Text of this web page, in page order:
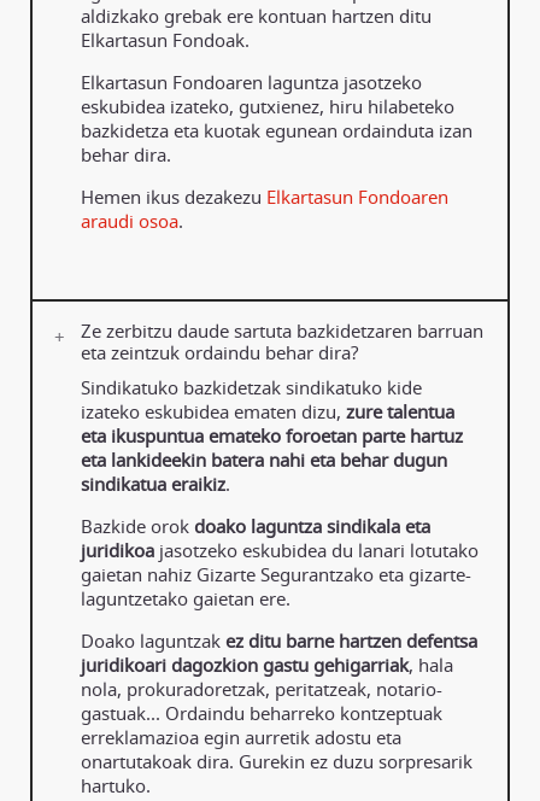
aldizkako grebak ere kontuan hartzen ditu
Elkartasun Fondoak.
Elkartasun Fondoaren laguntza jasotzeko
eskubidea izateko, gutxienez, hiru hilabeteko
bazkidetza eta kuotak egunean ordainduta izan
behar dira.
Hemen ikus dezakezu Elkartasun Fondoaren
araudi osoa.
Ze zerbitzu daude sartuta bazkidetzaren barruan
eta zeintzuk ordaindu behar dira?
Sindikatuko bazkidetzak sindikatuko kide
izateko eskubidea ematen dizu, zure talentua
eta ikuspuntua emateko foroetan parte hartuz
eta lankideekin batera nahi eta behar dugun
sindikatua eraikiz.
Bazkide orok doako laguntza sindikala eta
juridikoa jasotzeko eskubidea du lanari lotutako
gaietan nahiz Gizarte Segurantzako eta gizarte-
laguntzetako gaietan ere.
Doako laguntzak ez ditu barne hartzen defentsa
juridikoari dagozkion gastu gehigarriak, hala
nola, prokuradoretzak, peritatzeak, notario-
gastuak... Ordaindu beharreko kontzeptuak
erreklamazioa egin aurretik adostu eta
onartutakoak dira. Gurekin ez duzu sorpresarik
hartuko.